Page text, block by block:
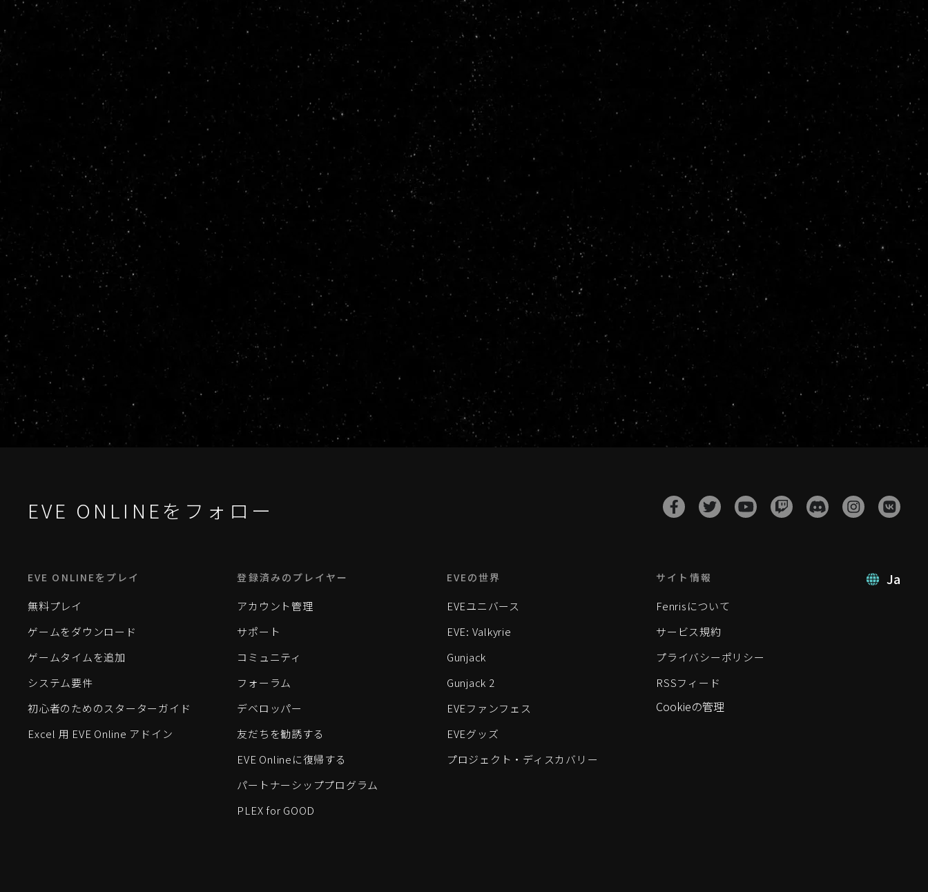
EVE ONLINEをフォロー
Ja
EVE ONLINEをプレイ
無料プレイ
ゲームをダウンロード
ゲームタイムを追加
システム要件
初心者のためのスターターガイド
Excel 用 EVE Online アドイン
登録済みのプレイヤー
アカウント管理
サポート
コミュニティ
フォーラム
デベロッパー
友だちを勧誘する
EVE Onlineに復帰する
パートナーシッププログラム
PLEX for GOOD
EVEの世界
EVEユニバース
EVE: Valkyrie
Gunjack
Gunjack 2
EVEファンフェス
EVEグッズ
プロジェクト・ディスカバリー
サイト情報
Fenrisについて
サービス規約
プライバシーポリシー
RSSフィード
Cookieの管理